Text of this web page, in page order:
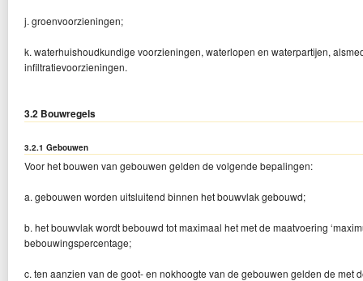
j. groenvoorzieningen;
k. waterhuishoudkundige voorzieningen, waterlopen en waterpartijen,
infiltratievoorzieningen.
3.2 Bouwregels
3.2.1 Gebouwen
Voor het bouwen van gebouwen gelden de volgende bepalingen:
a. gebouwen worden uitsluitend binnen het bouwvlak gebouwd;
b. het bouwvlak wordt bebouwd tot maximaal het met de maatvoering
bebouwingspercentage;
c. ten aanzien van de goot- en nokhoogte van de gebouwen gelden de met